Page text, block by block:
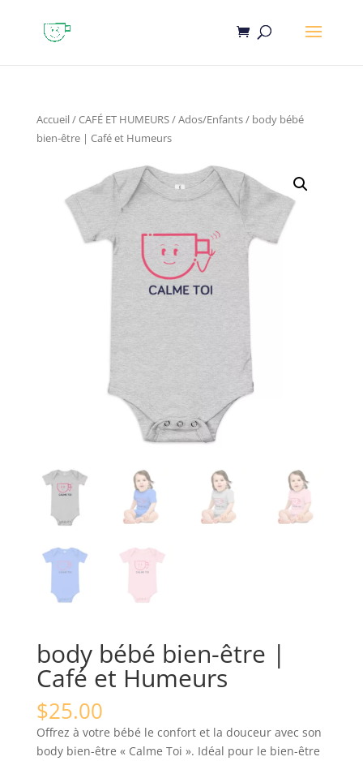
Accueil/CAFÉ ET HUMEURS/Ados/Enfants/ body bébé
bien-être | Café et Humeurs
body bébé bien-être |
Café et Humeurs
$25.00
Offrez à votre bébé le confort et la douceur avec son
body bien-être « Calme Toi ». Idéal pour le bien-être